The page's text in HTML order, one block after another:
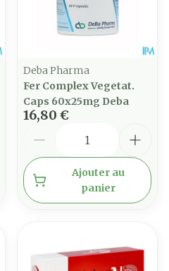
Deba Pharma
Fer Complex Vegetat.
Caps 60x25mg Deba
16,80 €
Ajouter au
panier